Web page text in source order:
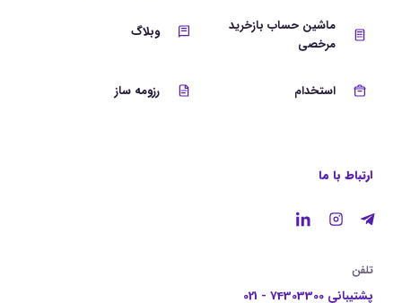
ماشین حساب بازخرید
مرخصی
وبلاگ
استخدام رزومه ساز
ارتباط با ما
تلفن
پشتیبانی 74303300 - 021